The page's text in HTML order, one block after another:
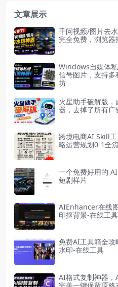
文章展示
千问视频/图片去
完全免费，浏览器
Windows自媒体
信号图片，支持
坊
火星助手破解版
器，去掉了所有广
跨境电商AI Skill
略运营规划0-1全
一个免费好用的
短剧样片
AIEnhancer在线
印抠背景-在线工具
免费AI工具箱全
水印-在线工具
AI格式复制神器，
完美一键保留原